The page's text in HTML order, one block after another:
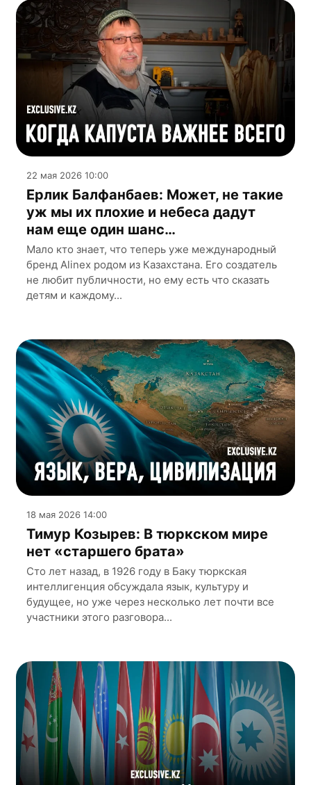
22 мая 2026 10:00
Ерлик Балфанбаев: Может, не такие
уж мы их плохие и небеса дадут
нам еще один шанс…
Мало кто знает, что теперь уже международный
бренд Alinex родом из Казахстана. Его создатель
не любит публичности, но ему есть что сказать
детям и каждому...
18 мая 2026 14:00
Тимур Козырев: В тюркском мире
нет «старшего брата»
Сто лет назад, в 1926 году в Баку тюркская
интеллигенция обсуждала язык, культуру и
будущее, но уже через несколько лет почти все
участники этого разговора...